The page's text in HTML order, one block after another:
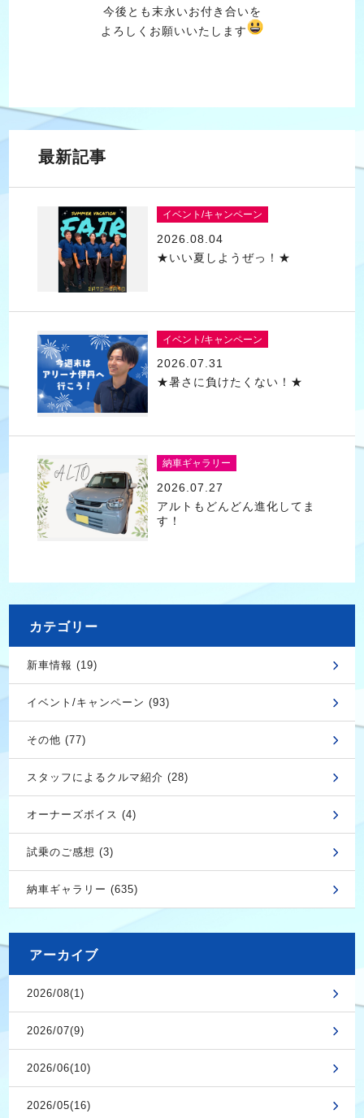
今後とも末永いお付き合いを
よろしくお願いいたします
最新記事
イベント/キャンペーン
2026.08.04
★いい夏しようぜっ！★
イベント/キャンペーン
2026.07.31
★暑さに負けたくない！★
納車ギャラリー
2026.07.27
アルトもどんどん進化してま
す！
カテゴリー
新車情報 (19)
イベント/キャンペーン (93)
その他 (77)
スタッフによるクルマ紹介 (28)
オーナーズボイス (4)
試乗のご感想 (3)
納車ギャラリー (635)
アーカイブ
2026/08(1)
2026/07(9)
2026/06(10)
2026/05(16)